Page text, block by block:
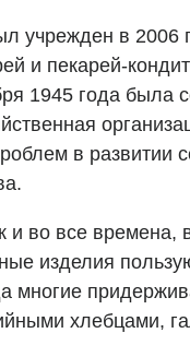
учрежден в 2006
и пекарей-
1945 года была
в развитии
и во все времена,
изделия
многие
хлебцами,